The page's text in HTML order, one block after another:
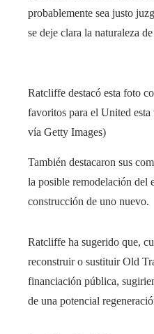
probablemente sea justo
se deje clara la naturaleza
Ratcliffe destacó esta foto
favoritos para el United
vía Getty Images)
También destacaron sus
la posible remodelación del
construcción de uno nuevo.
Ratcliffe ha sugerido que,
reconstruir o sustituir Old
financiación pública,
de una potencial